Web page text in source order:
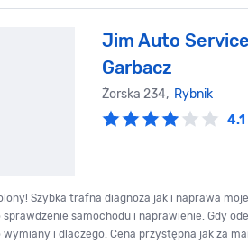
Jim Auto
Garbacz
Żorska 234, Rybnik
4.1
Szybka trafna diagnoza jak i naprawa
sprawdzenie samochodu i naprawienie. Gdy
wymiany i dlaczego. Cena przystępna jak za